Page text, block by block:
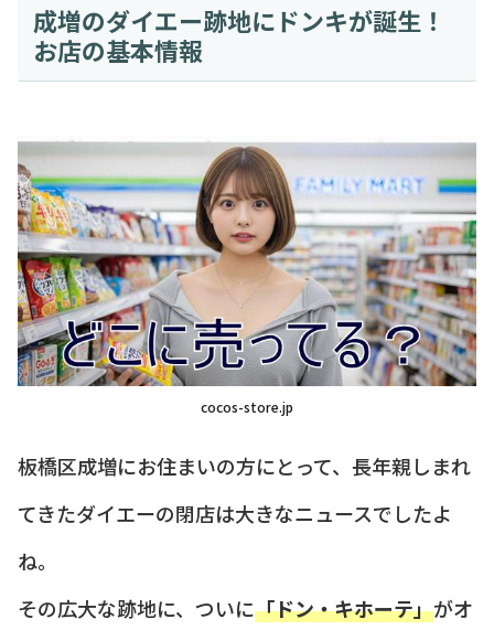
成増のダイエー跡地にドンキが誕生！
お店の基本情報
cocos-store.jp
板橋区成増にお住まいの方にとって、長年親しまれ
てきたダイエーの閉店は大きなニュースでしたよ
ね。
その広大な跡地に、ついに「ドン・キホーテ」がオ